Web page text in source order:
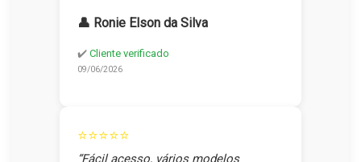
👤 Ronie Elson da Silva
✔️ Cliente verificado
09/06/2026
⭐⭐⭐⭐⭐
“Fácil acesso, vários modelos